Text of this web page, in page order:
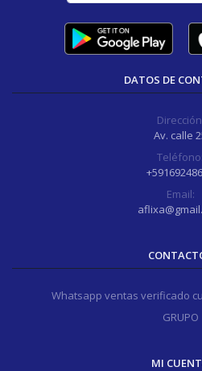
DATOS DE
Av. calle
Teléfono:
Email:
Whatsapp ventas verificado
GRUPO
MI